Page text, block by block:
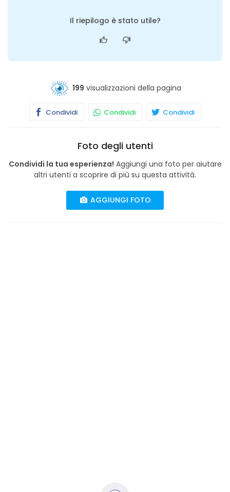
Il riepilogo è stato utile?
199 visualizzazioni della pagina
Condividi Condividi Condividi
Foto degli utenti
Condividi la tua esperienza! Aggiungi una foto per aiutare
altri utenti a scoprire di più su questa attività.
AGGIUNGI FOTO